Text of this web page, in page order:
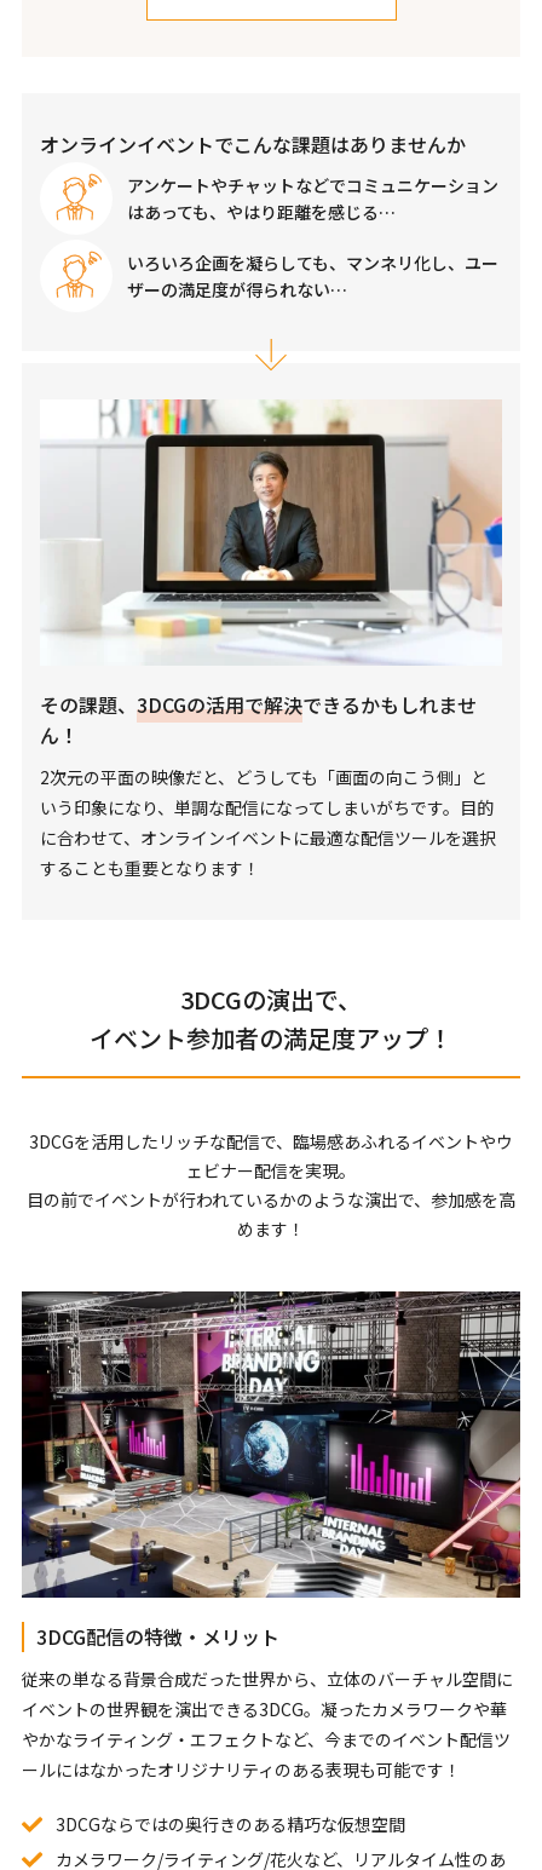
オンラインイベントでこんな課題はありませんか
アンケートやチャットなどでコミュニケーション
はあっても、やはり距離を感じる…
いろいろ企画を凝らしても、マンネリ化し、ユー
ザーの満足度が得られない…
その課題、 3DCGの活用で解決できるかもしれませ
ん！
2次元の平面の映像だと、どうしても「画面の向こう側」と
いう印象になり、単調な配信になってしまいがちです。目的
に合わせて、オンラインイベントに最適な配信ツールを選択
することも重要となります！
3DCGの演出で、
イベント参加者の満足度アップ！
3DCGを活用したリッチな配信で、臨場感あふれるイベントやウ
ェビナー配信を実現。
目の前でイベントが行われているかのような演出で、参加感を高
めます！
3DCG配信の特徴・メリット
従来の単なる背景合成だった世界から、立体のバーチャル空間に
イベントの世界観を演出できる3DCG。凝ったカメラワークや華
やかなライティング・エフェクトなど、今までのイベント配信ツ
ールにはなかったオリジナリティのある表現も可能です！
3DCGならではの奥行きのある精巧な仮想空間
カメラワーク/ライティング/花火など、リアルタイム性のあ